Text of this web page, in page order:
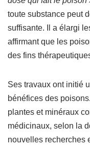
toute substance peut
suffisante. Il a élargi
affirmant que les
des fins
Ses travaux ont initié
bénéfices des
plantes et minéraux
médicinaux, selon la
nouvelles recherches